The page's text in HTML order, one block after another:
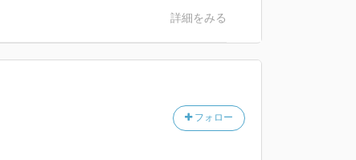
詳細をみる
フォロー